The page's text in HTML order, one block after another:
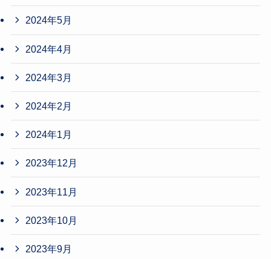
2024年5月
2024年4月
2024年3月
2024年2月
2024年1月
2023年12月
2023年11月
2023年10月
2023年9月